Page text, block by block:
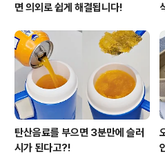
면 의외로 쉽게 해결됩니다!
탄산음료를 부으면 3분만에 슬러
시가 된다고?!